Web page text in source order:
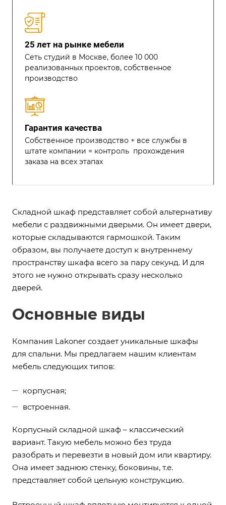
25 лет на рынке мебели
Сеть студий в Москве, более 10 000
реализованных проектов, собственное
производство
Гарантия качества
Собственное производство + все службы в
штате компании = контроль прохождения
заказа на всех этапах
Складной шкаф представляет собой альтернативу
мебели с раздвижными дверьми. Он имеет двери,
которые складываются гармошкой. Таким
образом, вы получаете доступ к внутреннему
пространству шкафа всего за пару секунд. И для
этого не нужно открывать сразу несколько
дверей.
Основные виды
Компания Lakoner создает уникальные шкафы
для спальни. Мы предлагаем нашим клиентам
мебель следующих типов:
корпусная;
встроенная.
Корпусный складной шкаф – классический
вариант. Такую мебель можно без труда
разобрать и перевезти в новый дом или квартиру.
Она имеет заднюю стенку, боковины, т.е.
представляет собой цельную конструкцию.